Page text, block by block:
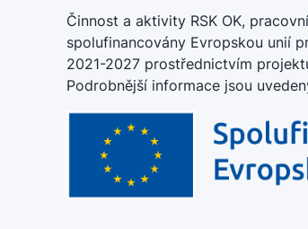
Činnost a aktivity RSK OK,
spolufinancovány Evropskou unií
2021-2027 prostřednictvím
Podrobnější informace jsou